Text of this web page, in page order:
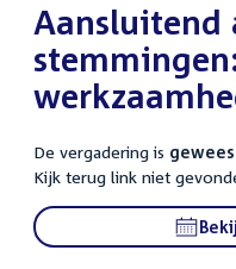
Aansluitend
De vergadering is
Kijk terug link niet